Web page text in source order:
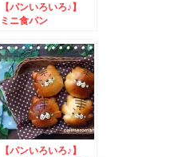
【パンいろいろ♪】
ミニ食パン
【パンいろいろ♪】